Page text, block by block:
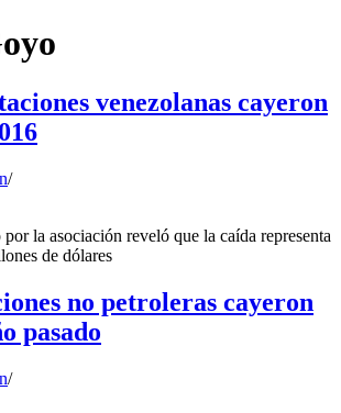
venezolanas cayeron
la asociación reveló que la caída representa
de dólares
no petroleras cayeron
pasado